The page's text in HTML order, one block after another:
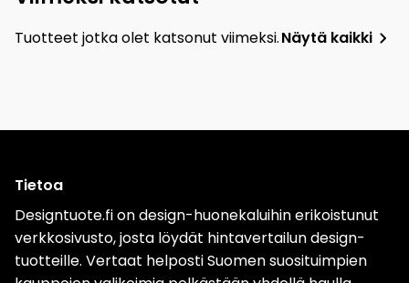
Tuotteet jotka olet katsonut viimeksi.Näytä kaikki
Tietoa
Designtuote.fi on design-huonekaluihin erikoistunut
verkkosivusto, josta löydät hintavertailun design-
tuotteille. Vertaat helposti Suomen suosituimpien